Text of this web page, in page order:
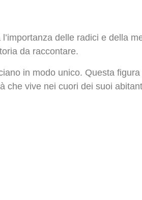
delle radici e della
da raccontare.
in modo unico. Questa
che vive nei cuori dei suoi